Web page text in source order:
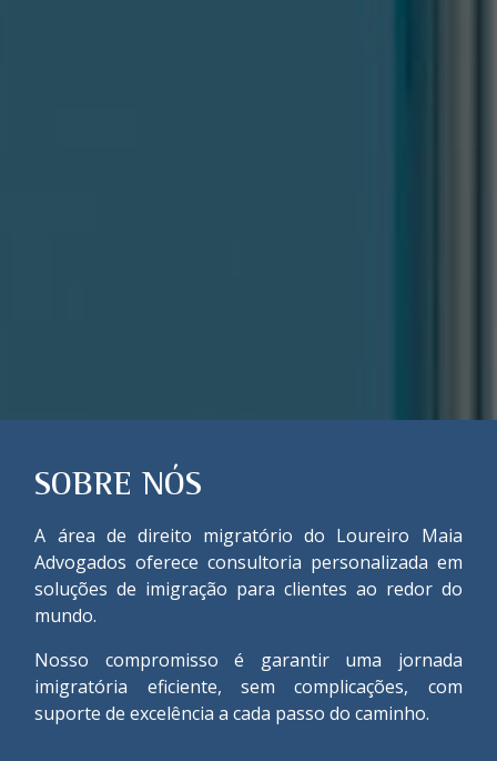
SOBRE NÓS
A área de direito migratório do Loureiro Maia
Advogados oferece consultoria personalizada em
soluções de imigração para clientes ao redor do
mundo.
Nosso compromisso é garantir uma jornada
imigratória eficiente, sem complicações, com
suporte de excelência a cada passo do caminho.